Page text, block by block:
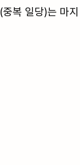
복 일당)는 마지